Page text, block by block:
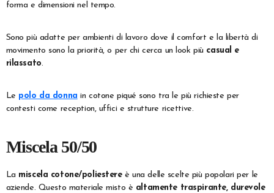
forma e dimensioni nel tempo.
Sono più adatte per ambienti di lavoro dove il comfort e la libertà di
movimento sono la priorità, o per chi cerca un look più casual e
rilassato.
Le polo da donna in cotone piqué sono tra le più richieste per
contesti come reception, uffici e strutture ricettive.
Miscela 50/50
La miscela cotone/poliestereè una delle scelte più popolari per le
aziende. Questo materiale misto è altamente traspirante, durevole